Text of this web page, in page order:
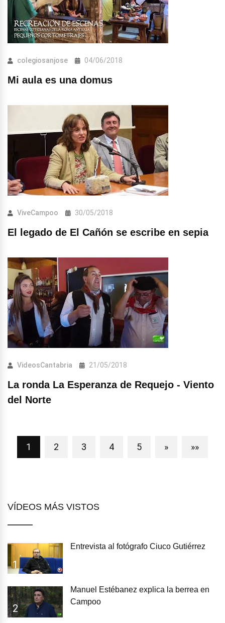
colegiosanjose 04/06/2018
Mi aula es una domus
ViveCampoo 30/05/2018
El legado de El Cañón se escribe en sepia
VideosCantabria 21/05/2018
La ronda La Esperanza de Requejo - Viento
del Norte
1 2 3 4 5 » »»
VÍDEOS MÁS VISTOS
1
Entrevista al fotógrafo Ciuco Gutiérrez
2
Manuel Estébanez explica la berrea en
Campoo